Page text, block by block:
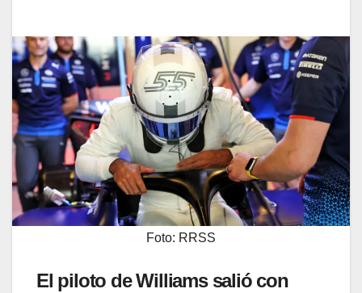
Foto: RRSS
El piloto de Williams salió con